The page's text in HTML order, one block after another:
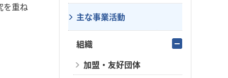
を重ね
主な事業活動
組織
加盟・友好団体